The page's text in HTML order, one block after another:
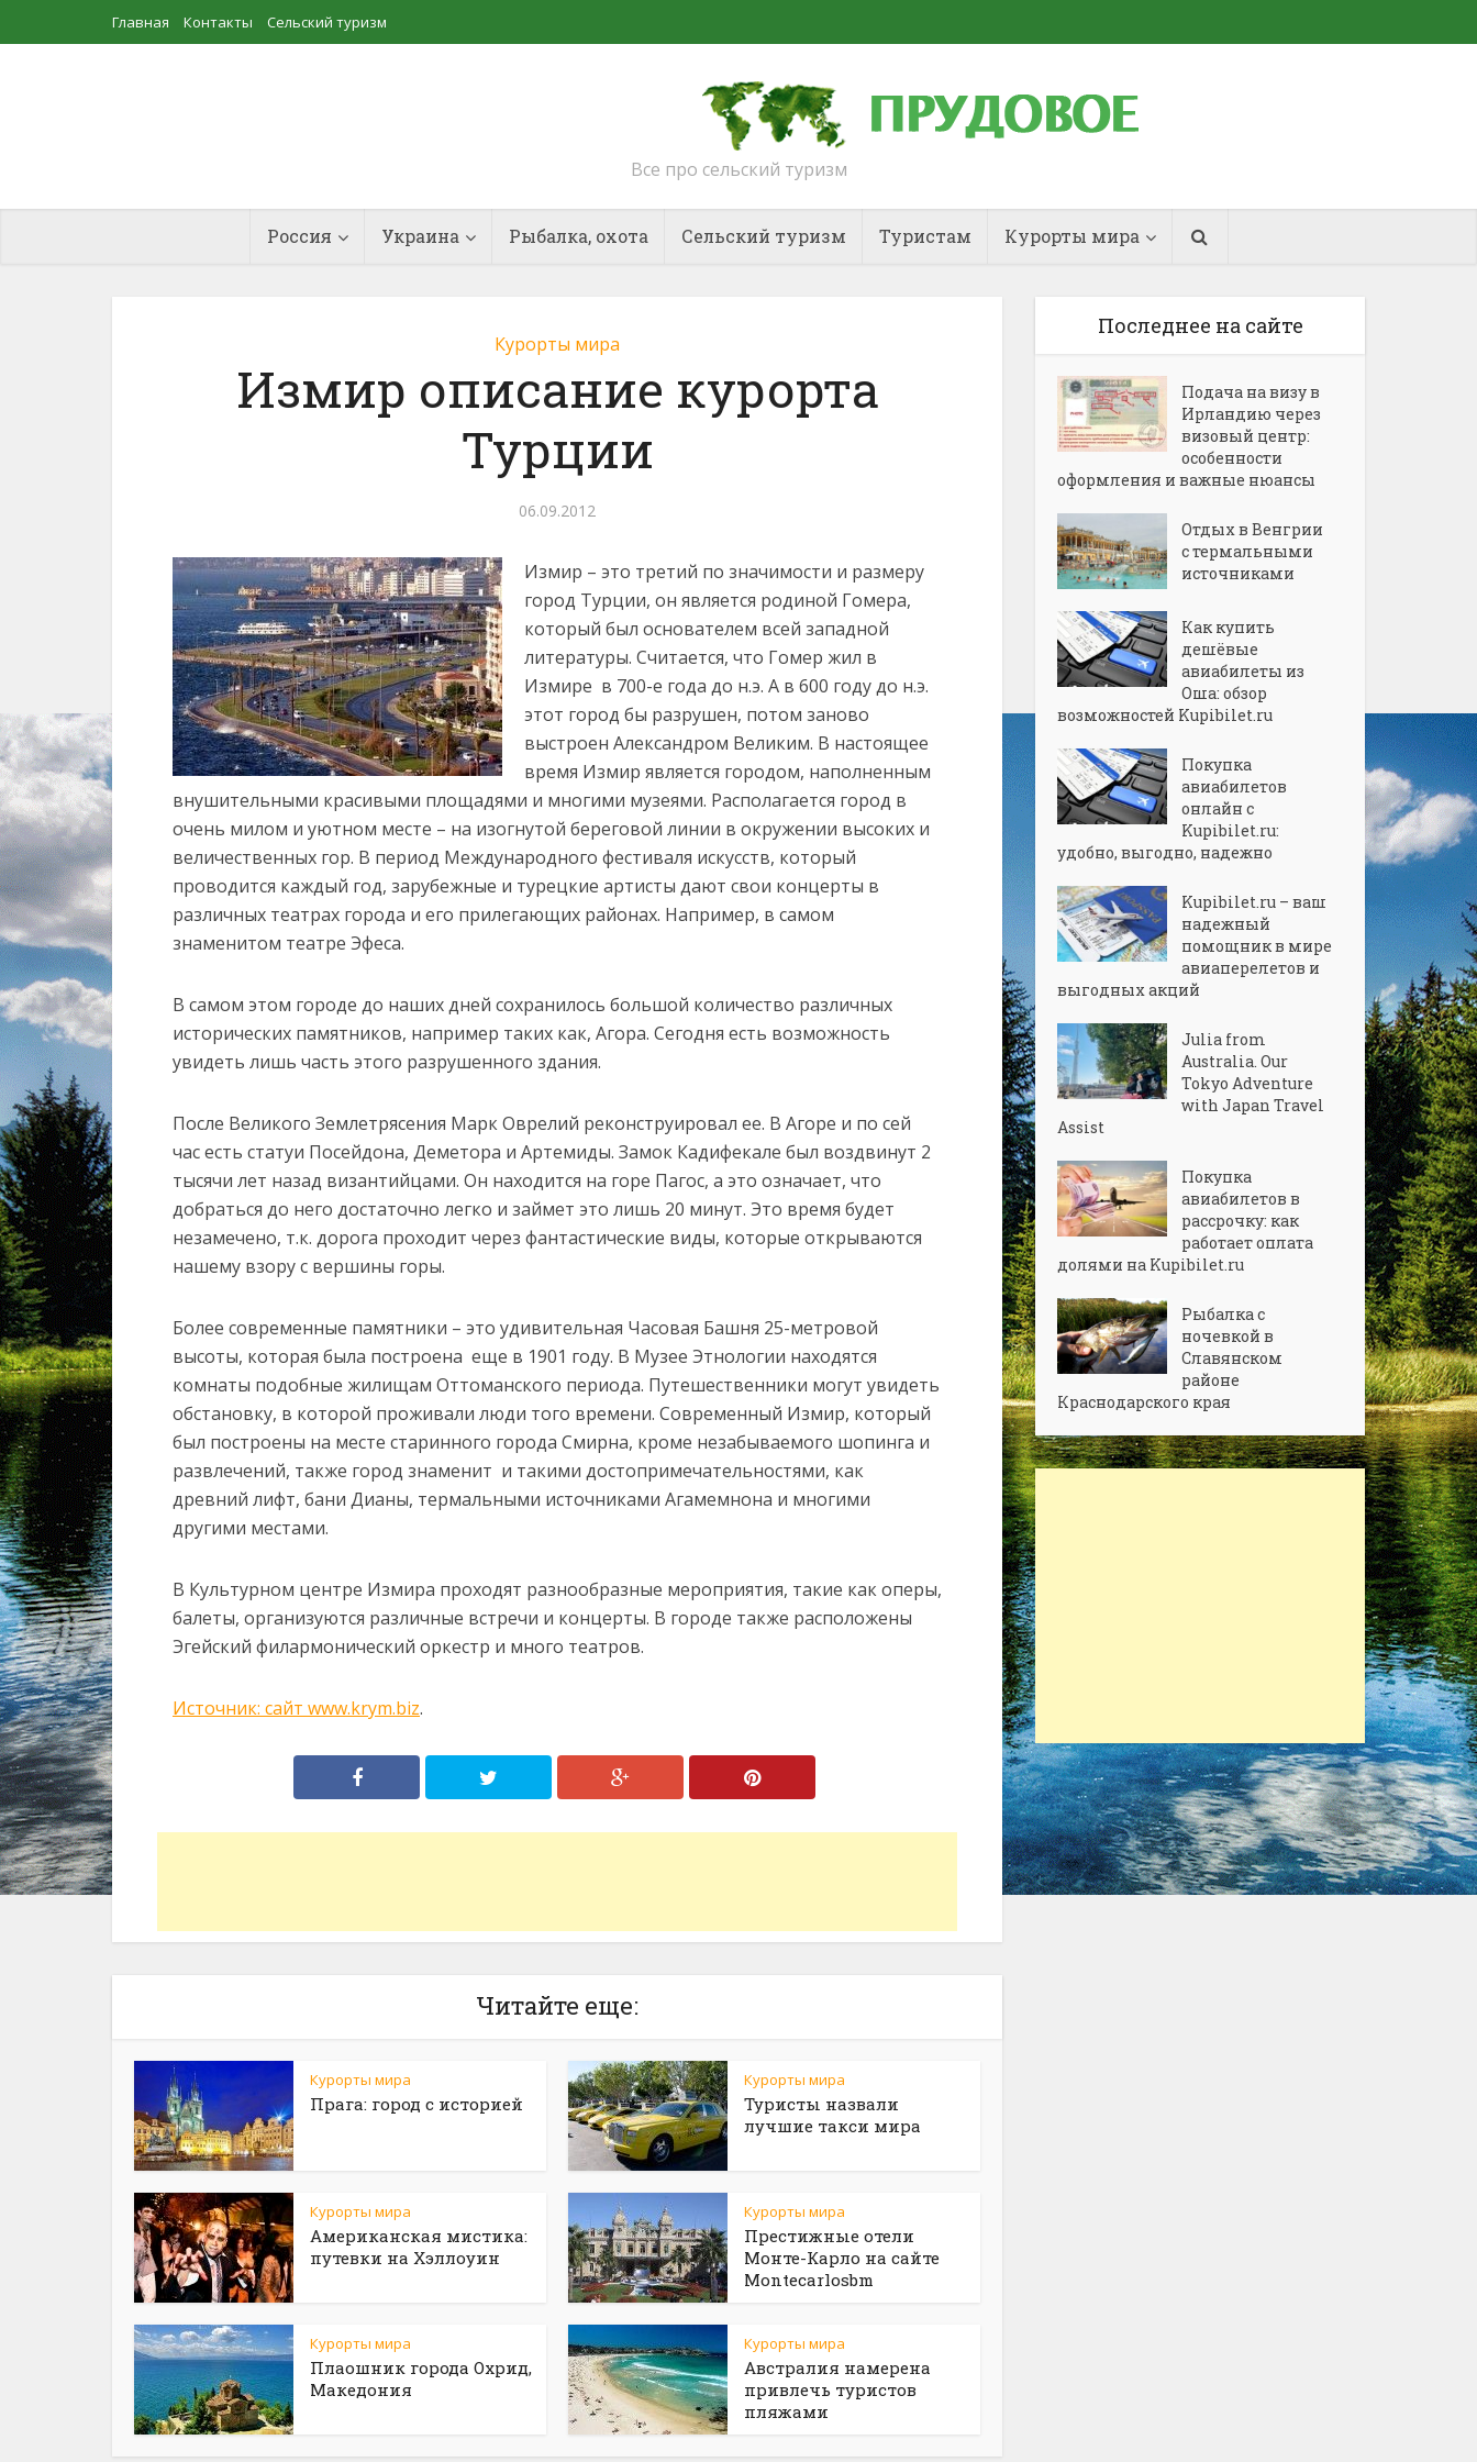
Главная Контакты Сельский туризм
Все про сельский туризм
Россия Украина Рыбалка, охота Сельский туризм Туристам Курорты мира
Курорты мира
Измир описание курорта
Турции
06.09.2012
Измир – это третий по значимости и размеру
город Турции, он является родиной Гомера,
который был основателем всей западной
литературы. Считается, что Гомер жил в
Измире в 700-е года до н.э. А в 600 году до н.э.
этот город бы разрушен, потом заново
выстроен Александром Великим. В настоящее
время Измир является городом, наполненным
внушительными красивыми площадями и многими музеями. Располагается город в
очень милом и уютном месте – на изогнутой береговой линии в окружении высоких и
величественных гор. В период Международного фестиваля искусств, который
проводится каждый год, зарубежные и турецкие артисты дают свои концерты в
различных театрах города и его прилегающих районах. Например, в самом
знаменитом театре Эфеса.
В самом этом городе до наших дней сохранилось большой количество различных
исторических памятников, например таких как, Агора. Сегодня есть возможность
увидеть лишь часть этого разрушенного здания.
После Великого Землетрясения Марк Оврелий реконструировал ее. В Агоре и по сей
час есть статуи Посейдона, Деметора и Артемиды. Замок Кадифекале был воздвинут 2
тысячи лет назад византийцами. Он находится на горе Пагос, а это означает, что
добраться до него достаточно легко и займет это лишь 20 минут. Это время будет
незамечено, т.к. дорога проходит через фантастические виды, которые открываются
нашему взору с вершины горы.
Более современные памятники – это удивительная Часовая Башня 25-метровой
высоты, которая была построена еще в 1901 году. В Музее Этнологии находятся
комнаты подобные жилищам Оттоманского периода. Путешественники могут увидеть
обстановку, в которой проживали люди того времени. Современный Измир, который
был построены на месте старинного города Смирна, кроме незабываемого шопинга и
развлечений, также город знаменит и такими достопримечательностями, как
древний лифт, бани Дианы, термальными источниками Агамемнона и многими
другими местами.
В Культурном центре Измира проходят разнообразные мероприятия, такие как оперы,
балеты, организуются различные встречи и концерты. В городе также расположены
Эгейский филармонический оркестр и много театров.
Источник: сайт www.krym.biz.
Читайте еще:
Курорты мира
Прага: город с историей
Курорты мира
Туристы назвали
лучшие такси мира
Курорты мира
Американская мистика:
путевки на Хэллоуин
Курорты мира
Престижные отели
Монте-Карло на сайте
Мontecarlosbm
Курорты мира
Плаошник города Охрид,
Македония
Курорты мира
Австралия намерена
привлечь туристов
пляжами
Последнее на сайте
Подача на визу в
Ирландию через
визовый центр:
особенности
оформления и важные нюансы
Отдых в Венгрии
с термальными
источниками
Как купить
дешёвые
авиабилеты из
Оша: обзор
возможностей Kupibilet.ru
Покупка
авиабилетов
онлайн с
Kupibilet.ru:
удобно, выгодно, надежно
Kupibilet.ru – ваш
надежный
помощник в мире
авиаперелетов и
выгодных акций
Julia from
Australia. Our
Tokyo Adventure
with Japan Travel
Assist
Покупка
авиабилетов в
рассрочку: как
работает оплата
долями на Kupibilet.ru
Рыбалка с
ночевкой в
Славянском
районе
Краснодарского края